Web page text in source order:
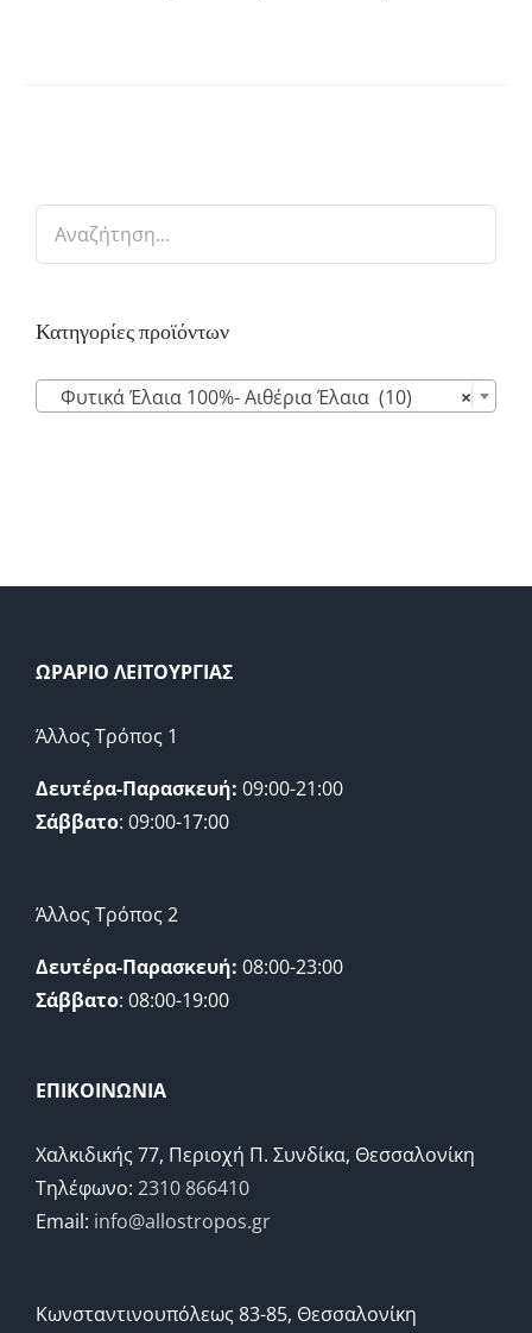
Κατηγορίες προϊόντων
×
Φυτικά Έλαια 100%- Αιθέρια Έλαια (10)
ΩΡΑΡΙΟ ΛΕΙΤΟΥΡΓΙΑΣ
Άλλος Τρόπος 1
Δευτέρα-Παρασκευή: 09:00-21:00
Σάββατο: 09:00-17:00
Άλλος Τρόπος 2
Δευτέρα-Παρασκευή: 08:00-23:00
Σάββατο: 08:00-19:00
ΕΠΙΚΟΙΝΩΝΙΑ
Χαλκιδικής 77, Περιοχή Π. Συνδίκα, Θεσσαλονίκη
Τηλέφωνο: 2310 866410
Email: info@allostropos.gr
Κωνσταντινουπόλεως 83-85, Θεσσαλονίκη